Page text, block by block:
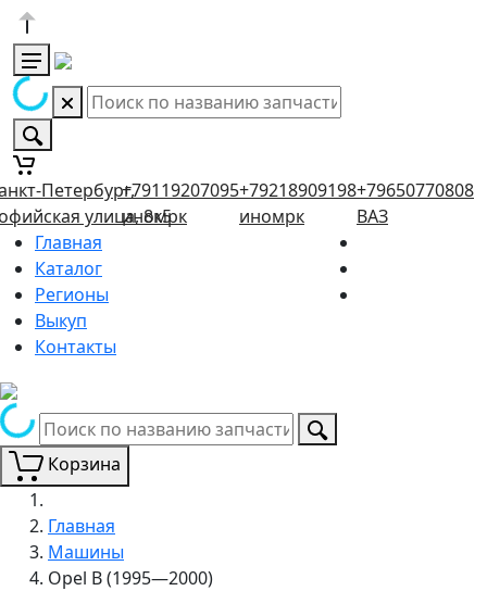
Петербург,
улица, 8к5
+79119207095
иномрк
+79218909198
иномрк
+79650770808
ВАЗ
Главная
Каталог
Регионы
Выкуп
Контакты
Корзина
Главная
Машины
Opel B (1995—2000)